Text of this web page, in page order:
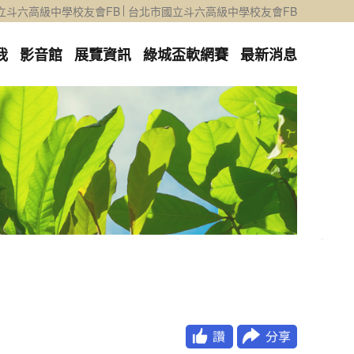
斗六高級中學校友會FB 台北市國立斗六高級中學校友會FB
影音館 展覽資訊 綠城盃軟網賽 最新消息